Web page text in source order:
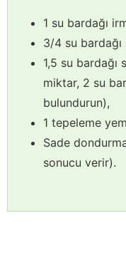
1 su bardağı
3/4 su bardağı
1,5 su
miktar, 2 su
bulundurun),
1 tepeleme
Sade
sonucu verir).